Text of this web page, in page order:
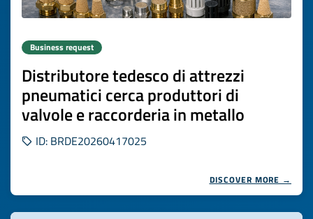
Business request
Distributore tedesco di attrezzi
pneumatici cerca produttori di
valvole e raccorderia in metallo
ID: BRDE20260417025
DISCOVER MORE →